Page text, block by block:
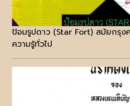
ป้อมรูปดาว (Star Fort) สมัยกรุง
ความรู้ทั่วไป